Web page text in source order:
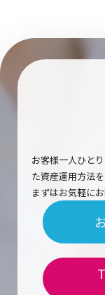
お客様一人ひと
た資産運用方法
まずはお気軽に